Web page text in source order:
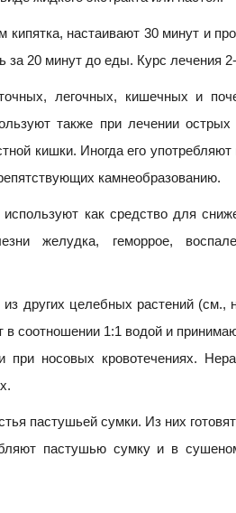
кипятка, настаивают 30 минут и
за 20 минут до еды. Курс лечения
легочных, кишечных и
также при лечении
кишки. Иногда его
камнеобразованию.
как средство для
желудка, геморрое,
других целебных растений (см.,
соотношении 1:1 водой и
носовых кровотечениях.
пастушьей сумки. Из них
пастушью сумку и в